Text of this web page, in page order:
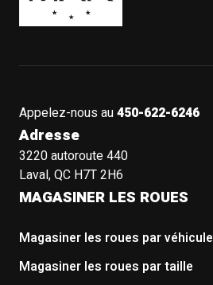
Appelez-nous au450-622-6246
Adresse
3220 autoroute 440
Laval, QC H7T 2H6
MAGASINER LES ROUES
Magasiner les roues par véhicule
Magasiner les roues par taille